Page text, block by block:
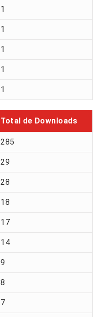
1
1
1
1
1
Total de Downloads
285
29
28
18
17
14
9
8
7